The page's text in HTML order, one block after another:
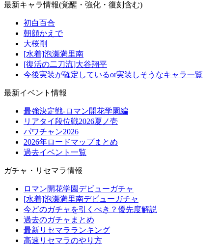
最新キャラ情報(覚醒・強化・復刻含む)
初白百合
朝顔かえで
大桜剛
[水着]泡瀬満里南
[復活の二刀流]大谷翔平
今後実装が確定しているor実装しそうなキャラ一覧
最新イベント情報
最強決定戦-ロマン開花学園編
リアタイ段位戦2026夏ノ壱
パワチャン2026
2026年ロードマップまとめ
過去イベント一覧
ガチャ・リセマラ情報
ロマン開花学園デビューガチャ
[水着]泡瀬満里南デビューガチャ
今どのガチャを引くべき？優先度解説
過去のガチャまとめ
最新リセマラランキング
高速リセマラのやり方